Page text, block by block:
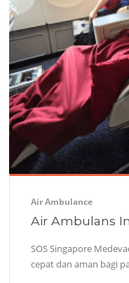
Air Ambulance
Air Ambulans
SOS Singapore
cepat dan aman bagi